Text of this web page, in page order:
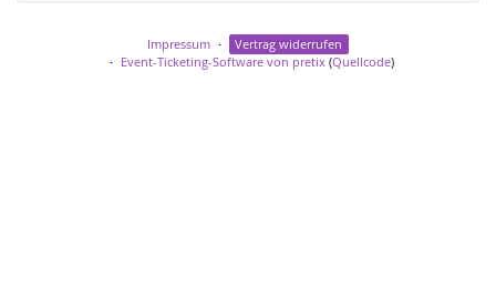
Impressum
Vertrag widerrufen
Event-Ticketing-Software von pretix(Quellcode)